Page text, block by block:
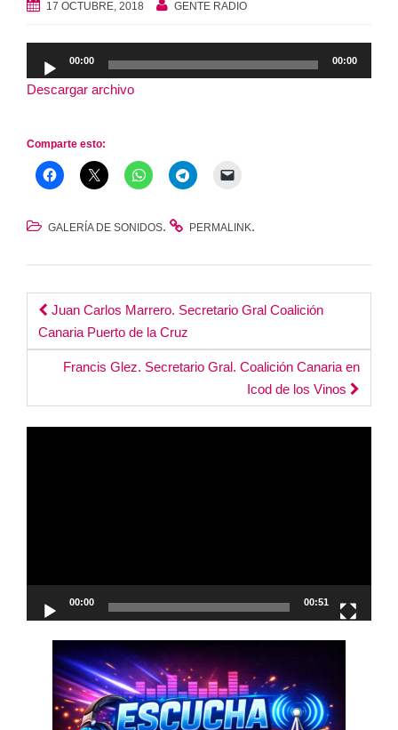
17 OCTUBRE, 2018 GENTE RADIO
de
audio
00:00 00:00
Descargar archivo
Comparte esto:
GALERÍA DE SONIDOS. PERMALINK.
Post
navigation
Juan Carlos Marrero. Secretario Gral Coalición
Canaria Puerto de la Cruz
Francis Glez. Secretario Gral. Coalición Canaria en
Icod de los Vinos
00:00 00:51